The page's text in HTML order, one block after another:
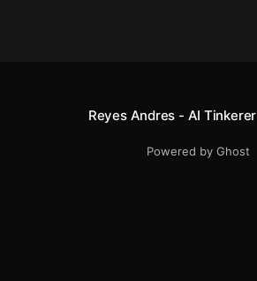
Reyes Andres - AI Tinkerer
Powered by Ghost